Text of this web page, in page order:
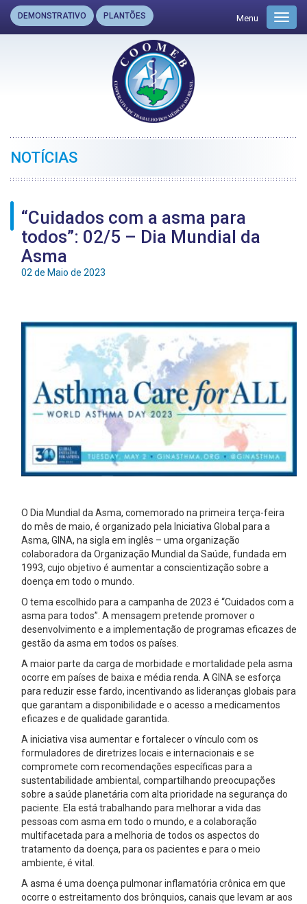
DEMONSTRATIVO PLANTÕES Menu
NOTÍCIAS
“Cuidados com a asma para
todos”: 02/5 – Dia Mundial da
Asma
02 de Maio de 2023
O Dia Mundial da Asma, comemorado na primeira terça-feira
do mês de maio, é organizado pela Iniciativa Global para a
Asma, GINA, na sigla em inglês – uma organização
colaboradora da Organização Mundial da Saúde, fundada em
1993, cujo objetivo é aumentar a conscientização sobre a
doença em todo o mundo.
O tema escolhido para a campanha de 2023 é “Cuidados com a
asma para todos”. A mensagem pretende promover o
desenvolvimento e a implementação de programas eficazes de
gestão da asma em todos os países.
A maior parte da carga de morbidade e mortalidade pela asma
ocorre em países de baixa e média renda. A GINA se esforça
para reduzir esse fardo, incentivando as lideranças globais para
que garantam a disponibilidade e o acesso a medicamentos
eficazes e de qualidade garantida.
A iniciativa visa aumentar e fortalecer o vínculo com os
formuladores de diretrizes locais e internacionais e se
compromete com recomendações específicas para a
sustentabilidade ambiental, compartilhando preocupações
sobre a saúde planetária com alta prioridade na segurança do
paciente. Ela está trabalhando para melhorar a vida das
pessoas com asma em todo o mundo, e a colaboração
multifacetada para a melhoria de todos os aspectos do
tratamento da doença, para os pacientes e para o meio
ambiente, é vital.
A asma é uma doença pulmonar inflamatória crônica em que
ocorre o estreitamento dos brônquios, canais que levam ar aos